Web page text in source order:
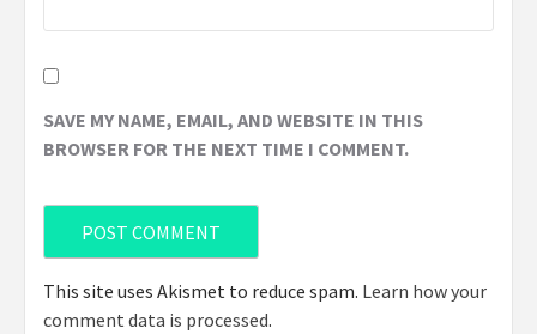
SAVE MY NAME, EMAIL, AND WEBSITE IN THIS
BROWSER FOR THE NEXT TIME I COMMENT.
This site uses Akismet to reduce spam. Learn how your
comment data is processed.